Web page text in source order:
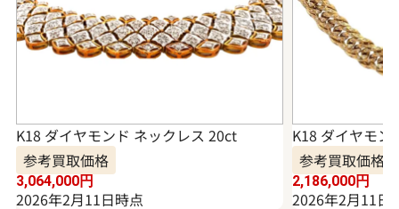
K18 ダイヤモンド ネックレス 20ct
参考買取価格
3,064,000円
2026年2月11日時点
K18 ダイヤモン
参考買取価格
2,186,000円
2026年2月11日